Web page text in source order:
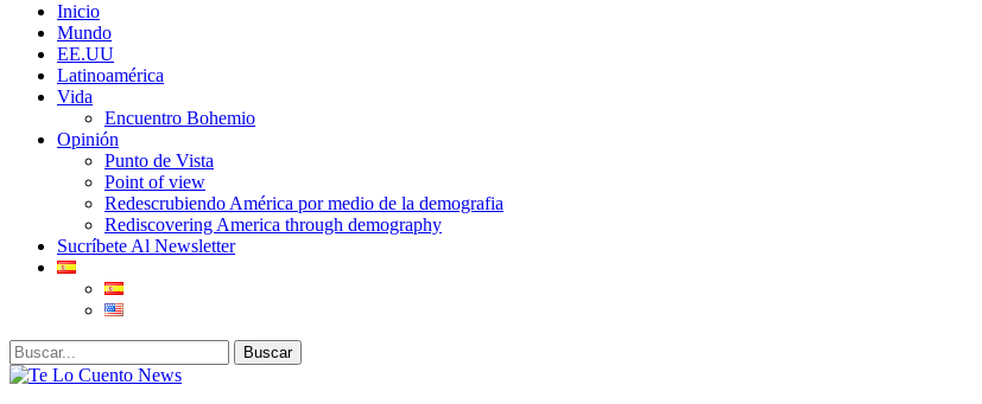
Inicio
Mundo
EE.UU
Latinoamérica
Vida
Encuentro Bohemio
Opinión
Punto de Vista
Point of view
Redescrubiendo América por medio de la demografia
Rediscovering America through demography
Sucríbete Al Newsletter